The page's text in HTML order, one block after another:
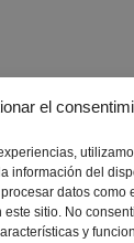
el
información del
datos
sitio. No
y